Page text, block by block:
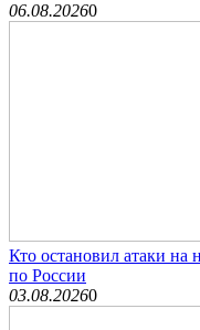
06.08.20260
Кто остановил атаки
по России
03.08.20260